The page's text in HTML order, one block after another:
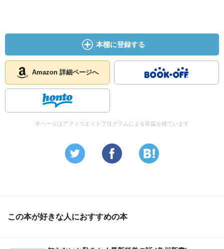
本棚に登録する
Amazon 詳細ページへ
本ページはアフィリエイトプログラムによる収益を得ています
この本が好きな人におすすめの本